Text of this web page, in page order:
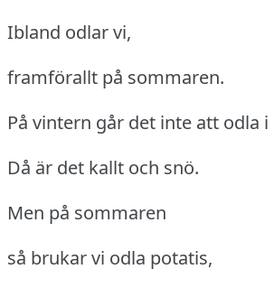
Ibland odlar vi,
framförallt på sommaren.
På vintern går det inte att odla i
Då är det kallt och snö.
Men på sommaren
så brukar vi odla potatis,